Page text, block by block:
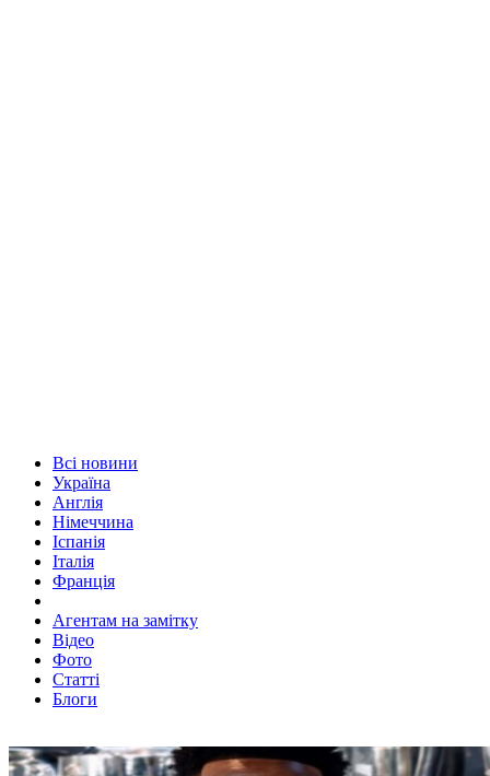
Всі новини
Україна
Англія
Німеччина
Іспанія
Італія
Франція
Агентам на замітку
Відео
Фото
Статті
Блоги